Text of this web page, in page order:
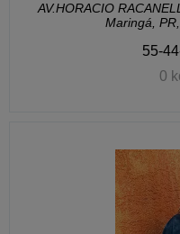
AV.HORACIO
Maringá,
55-
0